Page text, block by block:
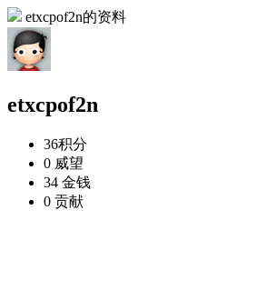
etxcpof2n的资料
etxcpof2n
36积分
0 威望
34 金钱
0 贡献